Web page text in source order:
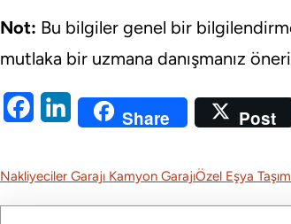
Not: Bu bilgiler genel bir
mutlaka bir uzmana danışmanız
n
Share Post
Nakliyeciler Garajı Kamyon GarajıÖzel Eşya